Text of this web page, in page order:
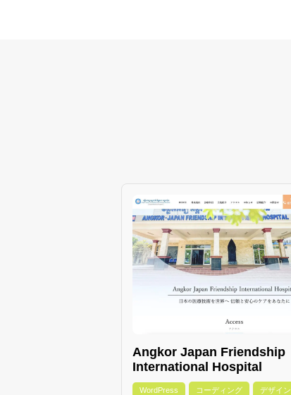
Angkor Japan Friendship
International Hospital
WordPress コーディング デザイン